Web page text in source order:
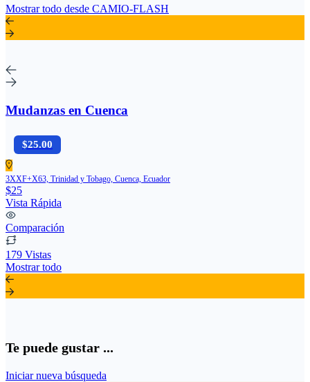
Mostrar todo desde CAMIO-FLASH
Mudanzas en Cuenca
$25.00
3XXF+X63, Trinidad y Tobago, Cuenca, Ecuador
$25
Vista Rápida
Comparación
179 Vistas
Mostrar todo
Te puede gustar ...
Iniciar nueva búsqueda